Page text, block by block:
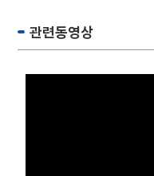
관련동영상